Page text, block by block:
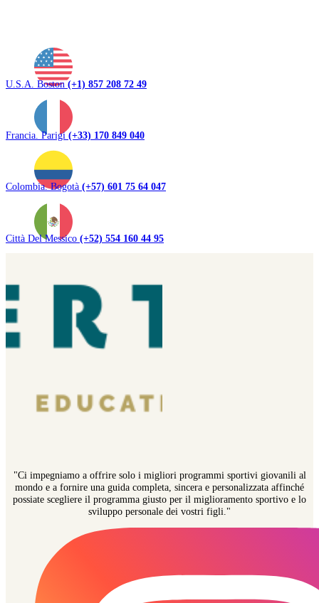
U.S.A. Boston(+1) 857 208 72 49
Francia. Parigi(+33) 170 849 040
Colombia. Bogotà (+57) 601 75 64 047
Città Del Messico (+52) 554 160 44 95
"Ci impegniamo a offrire solo i migliori programmi sportivi giovanili al
mondo e a fornire una guida completa, sincera e personalizzata affinché
possiate scegliere il programma giusto per il miglioramento sportivo e lo
sviluppo personale dei vostri figli."